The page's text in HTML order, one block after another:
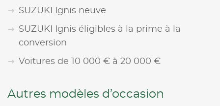
SUZUKI Ignis neuve
SUZUKI Ignis éligibles à la prime à la
conversion
Voitures de 10 000 € à 20 000 €
Autres modèles d’occasion